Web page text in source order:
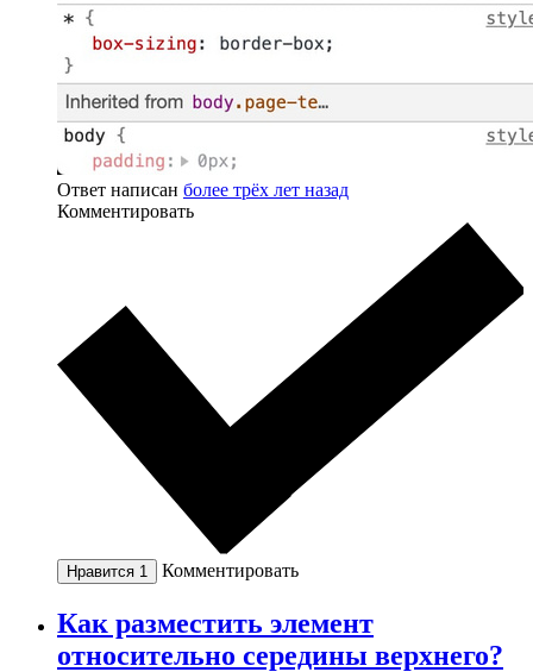
Ответ написан более трёх лет назад
Комментировать
Нравится 1 Комментировать
Как разместить элемент
относительно середины верхнего?